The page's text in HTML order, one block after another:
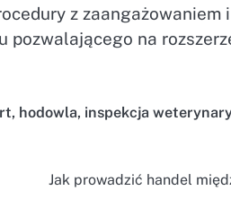
z zaangażowaniem
na
, hodowla, inspekcja
Jak prowadzić handel